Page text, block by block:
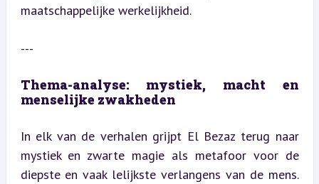
maatschappelijke werkelijkheid.
---
Thema-analyse: mystiek, macht en
menselijke zwakheden
In elk van de verhalen grijpt El Bezaz terug naar
mystiek en zwarte magie als metafoor voor de
diepste en vaak lelijkste verlangens van de mens.